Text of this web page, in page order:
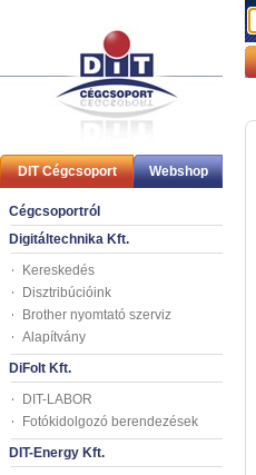
DIT Cégcsoport Webshop
Cégcsoportról
Digitáltechnika Kft.
Kereskedés
Disztribúcióink
Brother nyomtató szerviz
Alapítvány
DiFolt Kft.
DIT-LABOR
Fotókidolgozó berendezések
DIT-Energy Kft.